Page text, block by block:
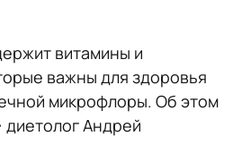
витамины и
важны для здоровья
микрофлоры. Об этом
диетолог Андрей